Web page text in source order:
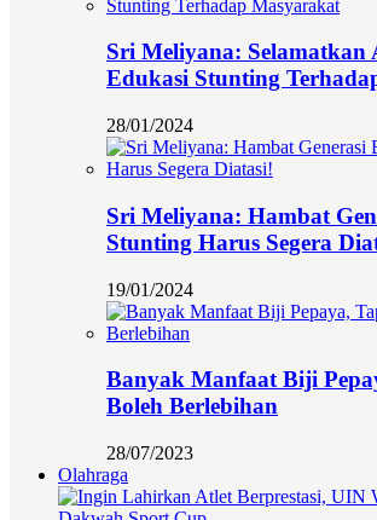
Sri Meliyana: Selamatkan
Edukasi Stunting
28/01/2024
Sri Meliyana: Hambat
Stunting Harus Segera
19/01/2024
Banyak Manfaat Biji
Boleh Berlebihan
28/07/2023
Olahraga